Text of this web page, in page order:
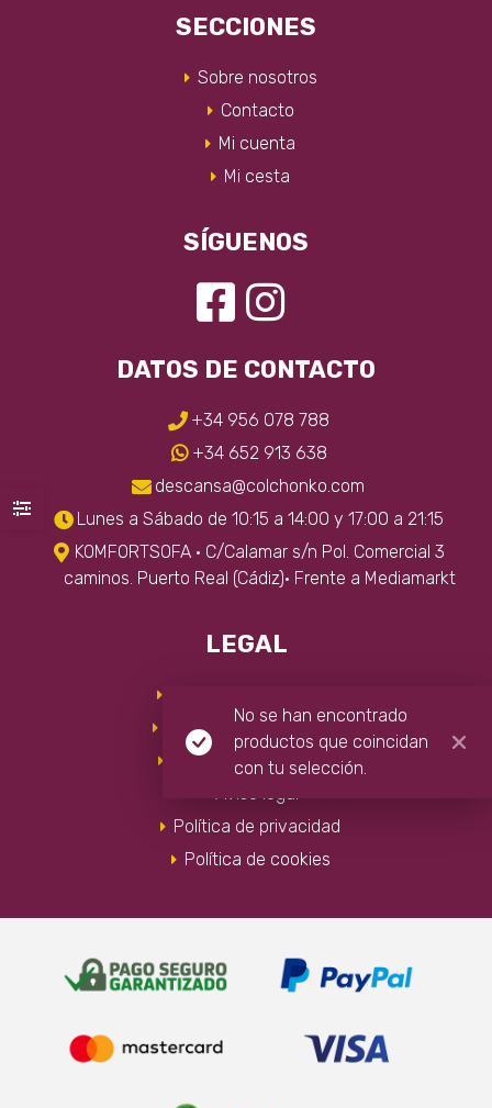
No se han encontrado
productos que coincidan
con tu selección.
SECCIONES
Sobre nosotros
Contacto
Mi cuenta
Mi cesta
SÍGUENOS
DATOS DE CONTACTO
+34 956 078 788
+34 652 913 638
descansa@colchonko.com
Lunes a Sábado de 10:15 a 14:00 y 17:00 a 21:15
KOMFORTSOFA · C/Calamar s/n Pol. Comercial 3
caminos. Puerto Real (Cádiz)· Frente a Mediamarkt
LEGAL
Condiciones de compra
Preguntas frecuentes
Aviso legal
Política de privacidad
Política de cookies